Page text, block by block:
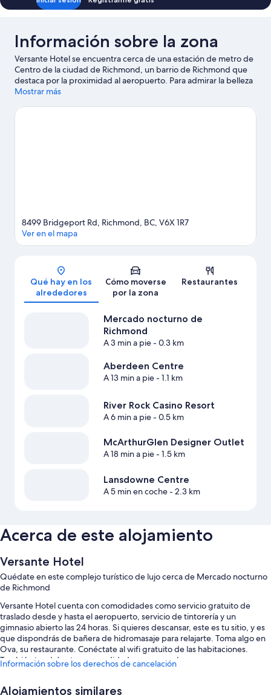
Información sobre la zona
Versante Hotel se encuentra cerca de una estación de metro de
Centro de la ciudad de Richmond, un barrio de Richmond que
destaca por la proximidad al aeropuerto. Para admirar la belleza
natural de esta región, nada como Parque Stanley y Playa
visita Teatro Queen Elizabeth y Museo de ciencias Science
Mostrar más
Mapa
8499 Bridgeport Rd, Richmond, BC, V6X 1R7
Ver en el mapa
Qué hay en los
alrededores
Cómo moverse
por la zona
Restaurantes
Mercado nocturno de
Richmond
A 3 min a pie- 0.3 km
Aberdeen Centre
A 13 min a pie- 1.1 km
River Rock Casino Resort
A 6 min a pie- 0.5 km
McArthurGlen Designer Outlet
A 18 min a pie- 1.5 km
Lansdowne Centre
A 5 min en coche- 2.3 km
Acerca de este alojamiento
Versante Hotel
Quédate en este complejo turístico de lujo cerca de Mercado nocturno
de Richmond
Versante Hotel cuenta con comodidades como servicio gratuito de
traslado desde y hasta el aeropuerto, servicio de tintorería y un
gimnasio abierto las 24 horas. Si quieres descansar, este es tu sitio, y es
que dispondrás de bañera de hidromasaje para relajarte. Toma algo en
Ova, su restaurante. Conéctate al wifi gratuito de las habitaciones.
También tendrás otras comodidades, como un bar.
Información sobre los derechos de cancelación
Alojamientos similares